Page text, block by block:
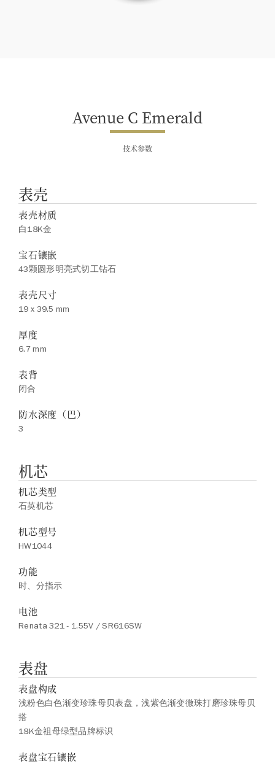
Avenue C Emerald
技术参数
表壳
表壳材质
白18K金
宝石镶嵌
43颗圆形明亮式切工钻石
表壳尺寸
19 x 39.5 mm
厚度
6.7 mm
表背
闭合
防水深度（巴）
3
机芯
机芯类型
石英机芯
机芯型号
HW1044
功能
时、分指示
电池
Renata 321 - 1.55V / SR616SW
表盘
表盘构成
浅粉色白色渐变珍珠母贝表盘，浅紫色渐变微珠打磨珍珠母贝
搭
18K金祖母绿型品牌标识
表盘宝石镶嵌